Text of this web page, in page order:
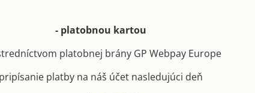
- platobnou kartou
platobnej brány GP Webpay Europe
pripísanie platby na náš účet nasledujúci deň